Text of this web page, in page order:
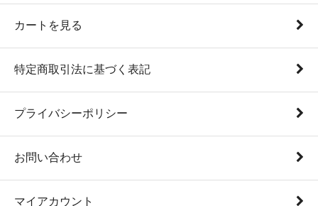
カートを見る
特定商取引法に基づく表記
プライバシーポリシー
お問い合わせ
マイアカウント